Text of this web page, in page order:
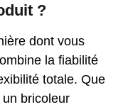
?
dont vous
la fiabilité
totale. Que
bricoleur